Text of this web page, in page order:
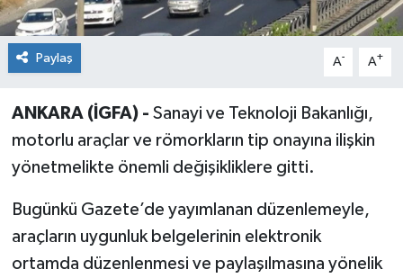
Paylaş A- A+
ANKARA (İGFA) - Sanayi ve Teknoloji Bakanlığı,
motorlu araçlar ve römorkların tip onayına ilişkin
yönetmelikte önemli değişikliklere gitti.
Bugünkü Gazete’de yayımlanan düzenlemeyle,
araçların uygunluk belgelerinin elektronik
ortamda düzenlenmesi ve paylaşılmasına yönelik